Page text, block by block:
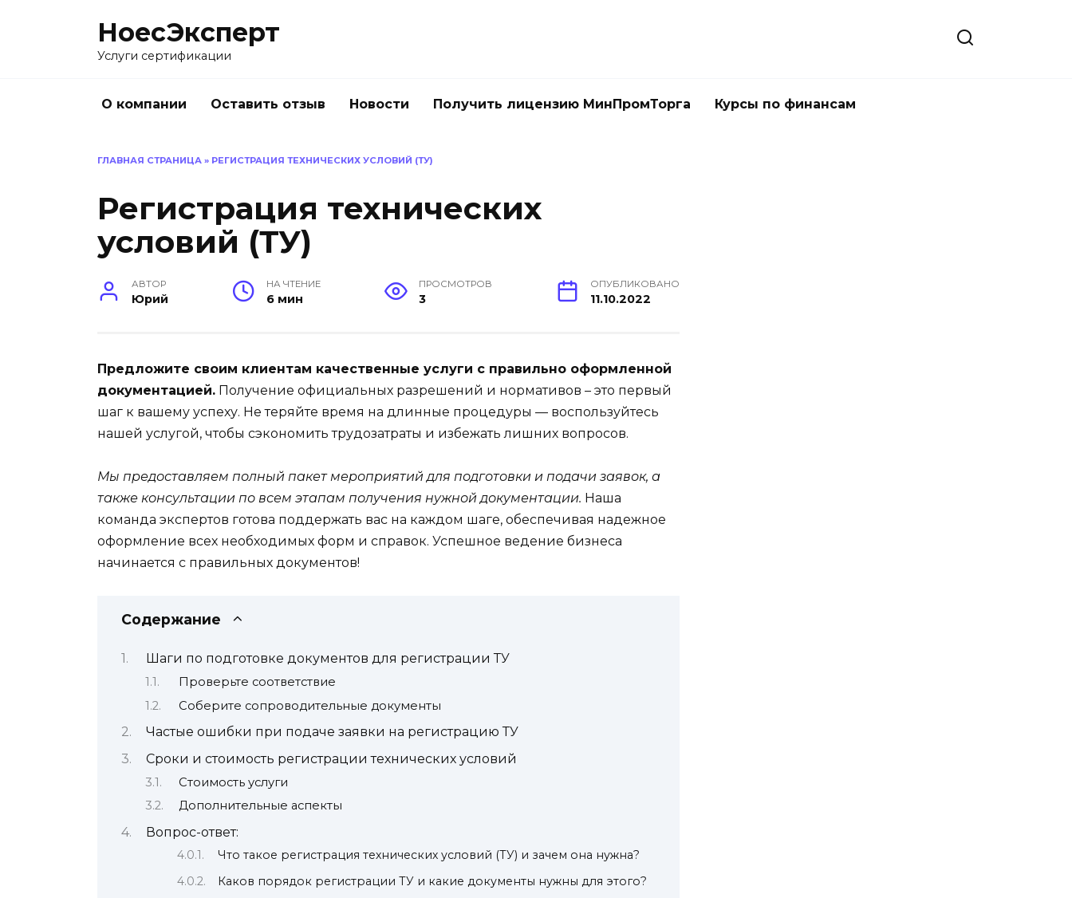
НоесЭксперт
Услуги сертификации
О компании Оставить отзыв Новости Получить лицензию МинПромТорга Курсы по финансам
ГЛАВНАЯ СТРАНИЦА » РЕГИСТРАЦИЯ ТЕХНИЧЕСКИХ УСЛОВИЙ (ТУ)
Регистрация технических
условий (ТУ)
АВТОР
Юрий
НА ЧТЕНИЕ
6 мин
ПРОСМОТРОВ
3
ОПУБЛИКОВАНО
11.10.2022
Предложите своим клиентам качественные услуги с правильно оформленной
документацией. Получение официальных разрешений и нормативов – это первый
шаг к вашему успеху. Не теряйте время на длинные процедуры — воспользуйтесь
нашей услугой, чтобы сэкономить трудозатраты и избежать лишних вопросов.
Мы предоставляем полный пакет мероприятий для подготовки и подачи заявок, а
также консультации по всем этапам получения нужной документации. Наша
команда экспертов готова поддержать вас на каждом шаге, обеспечивая надежное
оформление всех необходимых форм и справок. Успешное ведение бизнеса
начинается с правильных документов!
Содержание
Шаги по подготовке документов для регистрации ТУ
Проверьте соответствие
Соберите сопроводительные документы
Частые ошибки при подаче заявки на регистрацию ТУ
Сроки и стоимость регистрации технических условий
Стоимость услуги
Дополнительные аспекты
Вопрос-ответ:
Что такое регистрация технических условий (ТУ) и зачем она нужна?
Каков порядок регистрации ТУ и какие документы нужны для этого?